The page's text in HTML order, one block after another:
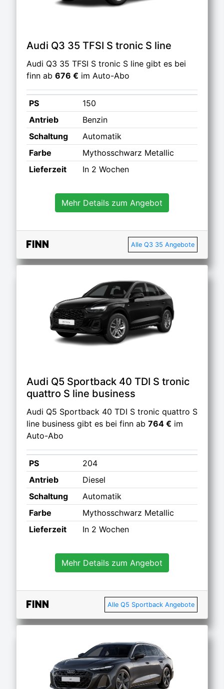
Audi Q3 35 TFSI S tronic S line
Audi Q3 35 TFSI S tronic S line gibt es bei
finn ab 676 € im Auto-Abo
PS
150
Antrieb
Benzin
Schaltung
Automatik
Farbe
Mythosschwarz Metallic
Lieferzeit
In 2 Wochen
Mehr Details zum Angebot
Alle Q3 35 Angebote
Audi Q5 Sportback 40 TDI S tronic
quattro S line business
Audi Q5 Sportback 40 TDI S tronic quattro S
line business gibt es bei finn ab 764 € im
Auto-Abo
PS
204
Antrieb
Diesel
Schaltung
Automatik
Farbe
Mythosschwarz Metallic
Lieferzeit
In 2 Wochen
Mehr Details zum Angebot
Alle Q5 Sportback Angebote